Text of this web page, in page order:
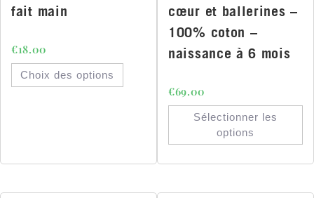
fait main
€18.00
Choix des options
cœur et ballerines –
100% coton –
naissance à 6 mois
€69.00
Sélectionner les
options